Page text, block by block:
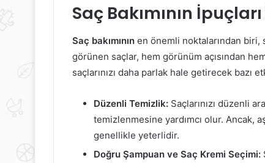
Saç Bakımının
Saç bakımının en önemli noktalarından biri,
görünen saçlar, hem görünüm açısından
saçlarınızı daha parlak hale getirecek bazı
Düzenli Temizlik: Saçlarınızı düzenli
temizlenmesine yardımcı olur. Ancak,
genellikle yeterlidir.
Doğru Şampuan ve Saç Kremi Seçimi: